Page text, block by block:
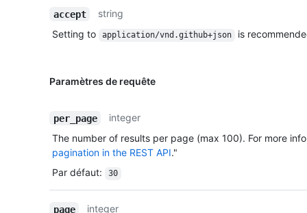
accept
string
Setting to
application/vnd.github+json is
Paramètres de requête
per_page
integer
The number of results per page (max 100). For more
pagination in the REST API."
Par défaut: 30
page integer